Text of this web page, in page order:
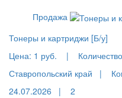
Продажа
Тонеры и картриджи [Б/у]
Цена: 1 руб. |
Ставропольский край |
24.07.2026 |
2